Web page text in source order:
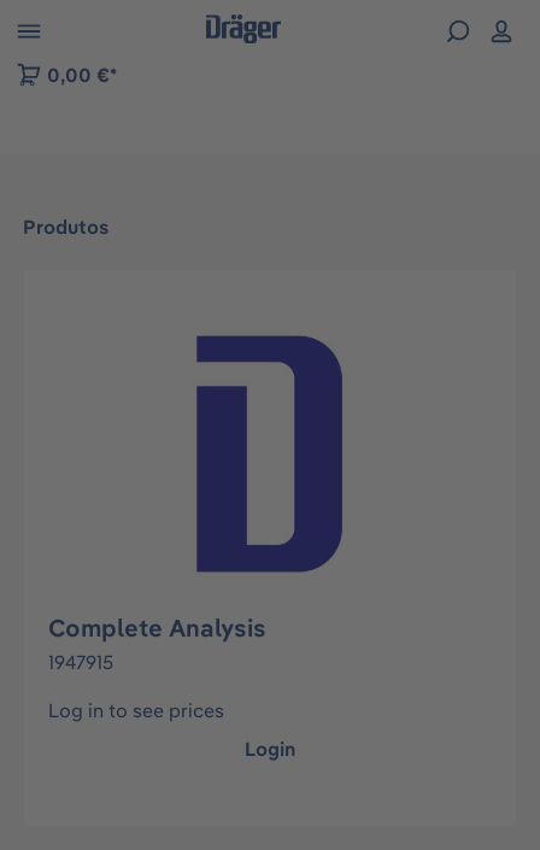
to B2B platform navigation
0,00 €*
Produtos
Ignorar galeria de imagens
Complete Analysis
1947915
Log in to see prices
Login